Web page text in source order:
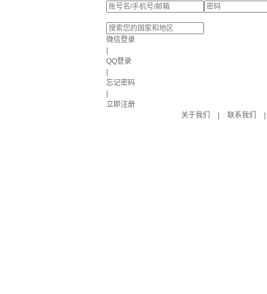
微信登录
QQ登录
忘记密码
立即注册
关于我们
联系我们